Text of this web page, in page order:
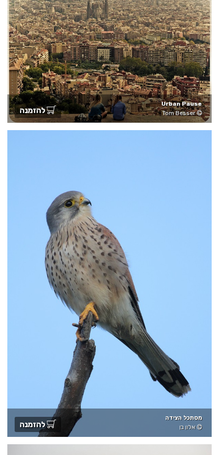
Urban Pause
Tom Besser
להזמנה
מסתכל הצידה
אלון בן
להזמנה